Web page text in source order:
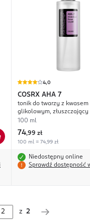
4,0
COSRX AHA 7
tonik do twarzy z kwasem
glikolowym, złuszczający
100 ml
74,99 zł
100 ml = 74,99 zł
Niedostępny online
Sprawdź dostępność
z 2